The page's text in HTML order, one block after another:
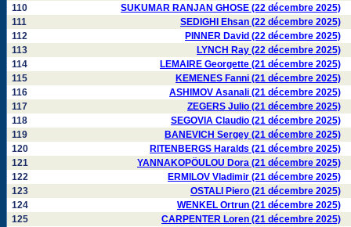
110
SUKUMAR RANJAN GHOSE (22 décembre 2025)
111
SEDIGHI Ehsan (22 décembre 2025)
112
PINNER David (22 décembre 2025)
113
LYNCH Ray (22 décembre 2025)
114
LEMAIRE Georgette (21 décembre 2025)
115
KEMENES Fanni (21 décembre 2025)
116
ASHIMOV Asanali (21 décembre 2025)
117
ZEGERS Julio (21 décembre 2025)
118
SEGOVIA Claudio (21 décembre 2025)
119
BANEVICH Sergey (21 décembre 2025)
120
RITENBERGS Haralds (21 décembre 2025)
121
YANNAKOPÖULOU Dora (21 décembre 2025)
122
ERMILOV Vladimir (21 décembre 2025)
123
OSTALI Piero (21 décembre 2025)
124
WENKEL Ortrun (21 décembre 2025)
125
CARPENTER Loren (21 décembre 2025)